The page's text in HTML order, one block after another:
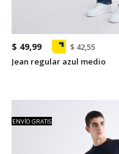
$ 49,99
$ 42,55
Jean regular azul medio
ENVÍO GRATIS